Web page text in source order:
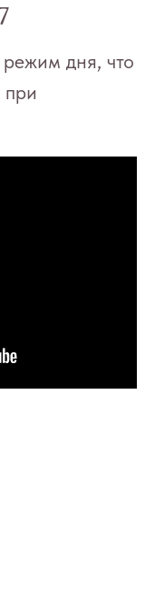
дня, что
при